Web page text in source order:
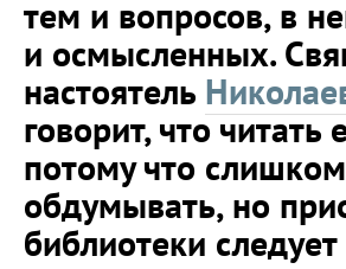
тем и вопросов, в
и осмысленных.
настоятель
говорит, что
потому что
обдумывать, но
библиотеки